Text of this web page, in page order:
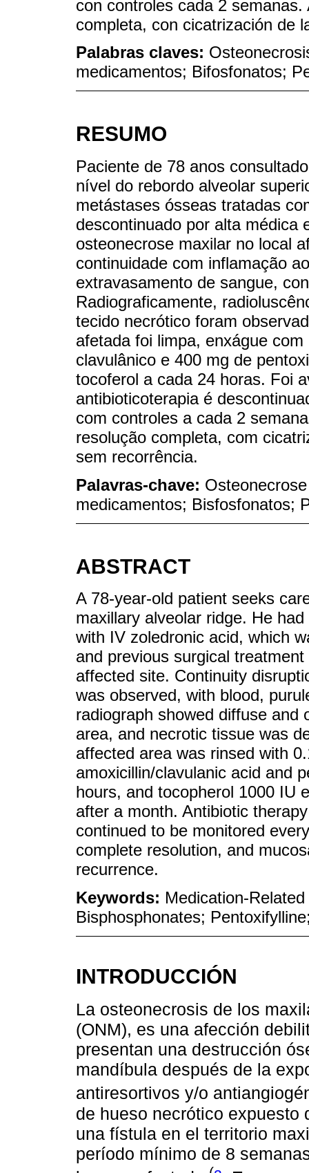
con controles cada 2
completa, con cicatrización de
Palabras claves:
medicamentos; Bifosfonatos;
RESUMO
Paciente de 78 anos
nível do rebordo alveolar
metástases ósseas tratadas
descontinuado por alta médica
osteonecrose maxilar no local
continuidade com inflamação
extravasamento de sangue,
Radiograficamente,
tecido necrótico foram
afetada foi limpa, enxágue
clavulânico e 400 mg de
tocoferol a cada 24 horas. Foi
antibioticoterapia é
com controles a cada 2
resolução completa, com
sem recorrência.
Palavras-chave:
medicamentos; Bisfosfonatos;
ABSTRACT
A 78-year-old patient seeks
maxillary alveolar ridge. He
with IV zoledronic acid, which
and previous surgical
affected site. Continuity
was observed, with blood,
radiograph showed diffuse and
area, and necrotic tissue was
affected area was rinsed with
amoxicillin/clavulanic acid and
hours, and tocopherol 1000 IU
after a month. Antibiotic
continued to be monitored
complete resolution, and
recurrence.
Keywords: Medication-
Bisphosphonates;
INTRODUCCIÓN
La osteonecrosis de los
(ONM), es una afección
presentan una destrucción
mandíbula después de la
antiresortivos y/o
de hueso necrótico expuesto
una fístula en el territorio
período mínimo de 8